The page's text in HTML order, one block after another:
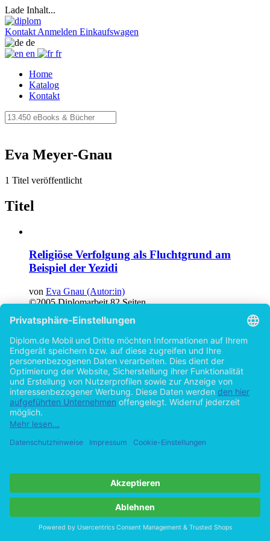
Lade Inhalt...
Kontakt Anmelden Einkaufswagen
de
en
fr
Home
Katalog
Kontakt
Eva Meyer-Gnau
1 Titel veröffentlicht
Titel
Religiöse Verfolgung als Fluchtgrund am
Beispiel der Yezidi
von Eva Gnau (Autor:in)
©2005 Diplomarbeit 82 Seiten
Hilfe/FAQ
Datenschutz
AGB
Vertrag widerrufen
Zur Desktop-Version
Copyright ©Imprint in der Bedey & Thoms Media GmbH powered
byOpen Publishing
Cookie-Einstellungen